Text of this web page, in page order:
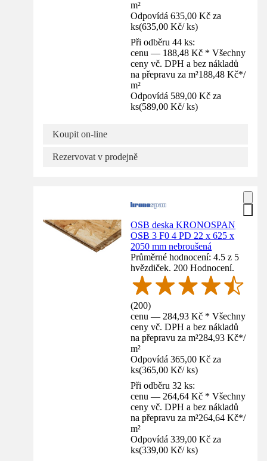
m²
Odpovídá 635,00 Kč za
ks(635,00 Kč/ ks)
Při odběru 44 ks:
cenu — 188,48 Kč * Všechny
ceny vč. DPH a bez nákladů
na přepravu za m²188,48 Kč*/
m²
Odpovídá 589,00 Kč za
ks(589,00 Kč/ ks)
Koupit on-line
Rezervovat v prodejně
OSB deska KRONOSPAN
OSB 3 F0 4 PD 22 x 625 x
2050 mm nebroušená
Průměrné hodnocení: 4.5 z 5
hvězdiček. 200 Hodnocení.
(200)
cenu — 284,93 Kč * Všechny
ceny vč. DPH a bez nákladů
na přepravu za m²284,93 Kč*/
m²
Odpovídá 365,00 Kč za
ks(365,00 Kč/ ks)
Při odběru 32 ks:
cenu — 264,64 Kč * Všechny
ceny vč. DPH a bez nákladů
na přepravu za m²264,64 Kč*/
m²
Odpovídá 339,00 Kč za
ks(339,00 Kč/ ks)